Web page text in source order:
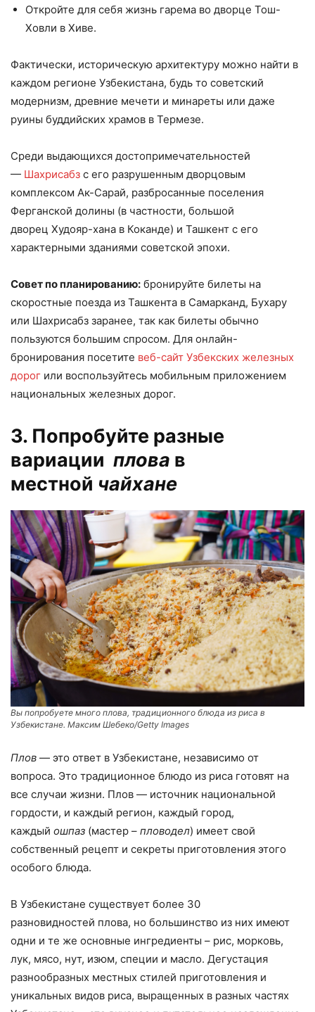
Откройте для себя жизнь гарема во дворце Тош-
Ховли в Хиве.
Фактически, историческую архитектуру можно найти в
каждом регионе Узбекистана, будь то советский
модернизм, древние мечети и минареты или даже
руины буддийских храмов в Термезе.
Среди выдающихся достопримечательностей
— Шахрисабз с его разрушенным дворцовым
комплексом Ак-Сарай, разбросанные поселения
Ферганской долины (в частности, большой
дворец Худояр-хана в Коканде) и Ташкент с его
характерными зданиями советской эпохи.
Совет по планированию: бронируйте билеты на
скоростные поезда из Ташкента в Самарканд, Бухару
или Шахрисабз заранее, так как билеты обычно
пользуются большим спросом. Для онлайн-
бронирования посетите веб-сайт Узбекских железных
дорог или воспользуйтесь мобильным приложением
национальных железных дорог.
3. Попробуйте разные
вариации плова в
местной чайхане
Вы попробуете много плова, традиционного блюда из риса в
Узбекистане. Максим Шебеко/Getty Images
Плов — это ответ в Узбекистане, независимо от
вопроса. Это традиционное блюдо из риса готовят на
все случаи жизни. Плов — источник национальной
гордости, и каждый регион, каждый город,
каждый ошпаз (мастер – пловодел) имеет свой
собственный рецепт и секреты приготовления этого
особого блюда.
В Узбекистане существует более 30
разновидностей плова, но большинство из них имеют
одни и те же основные ингредиенты – рис, морковь,
лук, мясо, нут, изюм, специи и масло. Дегустация
разнообразных местных стилей приготовления и
уникальных видов риса, выращенных в разных частях